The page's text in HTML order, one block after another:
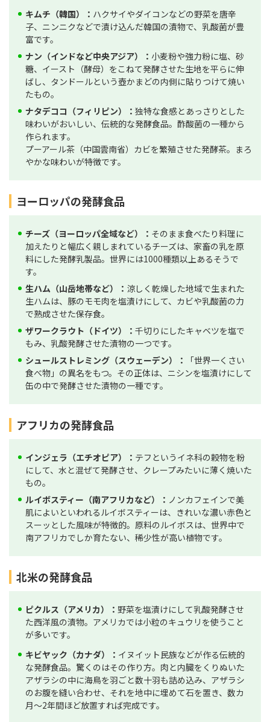
キムチ（韓国）： ハクサイやダイコンなどの野菜を唐辛
子、ニンニクなどで漬け込んだ韓国の漬物で、乳酸菌が豊
富です。
ナン（インドなど中央アジア）： 小麦粉や強力粉に塩、砂
糖、イースト（酵母）をこねて発酵させた生地を平らに伸
ばし、タンドールという壺かまどの内側に貼りつけて焼い
たもの。
ナタデココ（フィリピン）： 独特な食感とあっさりとした
味わいがおいしい、伝統的な発酵食品。酢酸菌の一種から
作られます。
プーアール茶（中国雲南省）カビを繁殖させた発酵茶。まろ
やかな味わいが特徴です。
ヨーロッパの発酵食品
チーズ（ヨーロッパ全域など）： そのまま食べたり料理に
加えたりと幅広く親しまれているチーズは、家畜の乳を原
料にした発酵乳製品。世界には1000種類以上あるそうで
す。
生ハム（山岳地帯など）： 涼しく乾燥した地域で生まれた
生ハムは、豚のモモ肉を塩漬けにして、カビや乳酸菌の力
で熟成させた保存食。
ザワークラウト（ドイツ）： 千切りにしたキャベツを塩で
もみ、乳酸発酵させた漬物の一つです。
シュールストレミング（スウェーデン）：
「世界一くさい
食べ物」の異名をもつ。その正体は、ニシンを塩漬けにして
缶の中で発酵させた漬物の一種です。
アフリカの発酵食品
インジェラ（エチオピア）： テフというイネ科の穀物を粉
にして、水と混ぜて発酵させ、クレープみたいに薄く焼いた
もの。
ルイボスティー（南アフリカなど）： ノンカフェインで美
肌によいといわれるルイボスティーは、きれいな濃い赤色と
スーッとした風味が特徴的。原料のルイボスは、世界中で
南アフリカでしか育たない、稀少性が高い植物です。
北米の発酵食品
ピクルス（アメリカ）： 野菜を塩漬けにして乳酸発酵させ
た西洋風の漬物。アメリカでは小粒のキュウリを使うこと
が多いです。
キビヤック（カナダ）： イヌイット民族などが作る伝統的
な発酵食品。驚くのはその作り方。肉と内臓をくりぬいた
アザラシの中に海鳥を羽ごと数十羽も詰め込み、アザラシ
のお腹を縫い合わせ、それを地中に埋めて石を置き、数カ
月〜2年間ほど放置すれば完成です。